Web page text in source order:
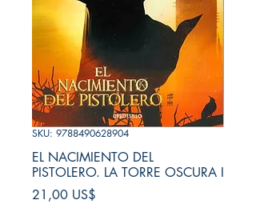
SKU: 9788490628904
EL NACIMIENTO DEL
PISTOLERO. LA TORRE OSCURA I
21,00 US$